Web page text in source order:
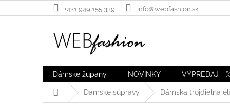
na
+421 949 155 339 info@webfashion.sk
Dámske župany NOVINKY VÝPREDAJ -
DomovDámske súpravy Dámska trojdielna